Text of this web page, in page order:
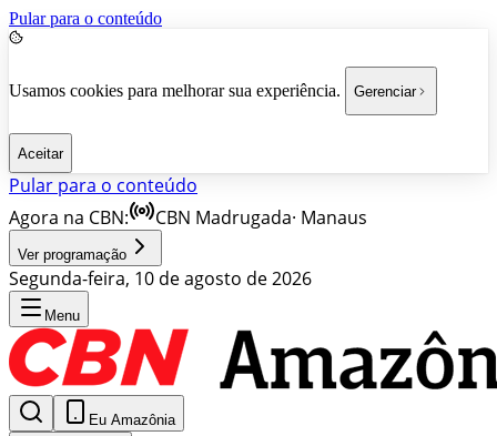
Pular para o conteúdo
Usamos cookies para melhorar sua experiência. Gerenciar
Aceitar
Pular para o conteúdo
Agora na CBN:
CBN Madrugada· Manaus
Ver programação
Segunda-feira, 10 de agosto de 2026
Menu
Eu Amazônia